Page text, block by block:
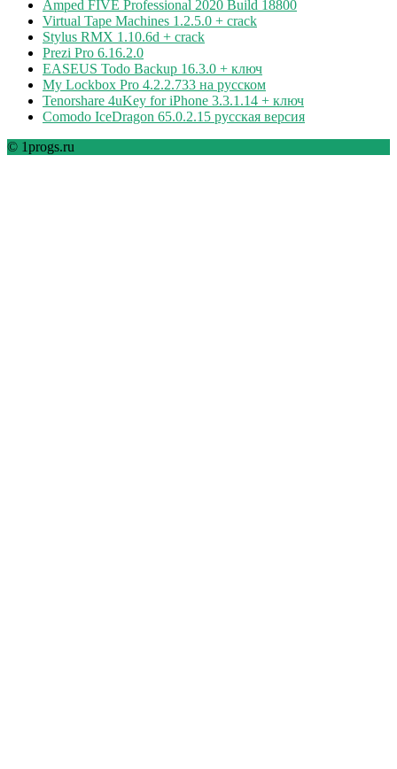
Amped FIVE Professional 2020 Build 18800
Virtual Tape Machines 1.2.5.0 + crack
Stylus RMX 1.10.6d + crack
Prezi Pro 6.16.2.0
EASEUS Todo Backup 16.3.0 + ключ
My Lockbox Pro 4.2.2.733 на русском
Tenorshare 4uKey for iPhone 3.3.1.14 + ключ
Comodo IceDragon 65.0.2.15 русская версия
© 1progs.ru